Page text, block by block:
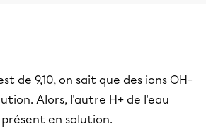
de 9,10, on sait que des ions OH-
Alors, l'autre H+ de l'eau
en solution.